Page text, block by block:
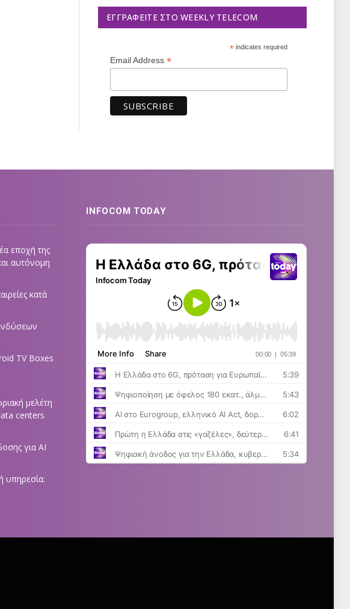
ΕΓΓΡΑΦΕΊΤΕ ΣΤΟ WEEKLY TELECOM
*indicates required
Email Address *
εποχή της
αυτόνομη
κατά
TV Boxes
μελέτη
centers
για AI
υπηρεσία:
INFOCOM TODAY